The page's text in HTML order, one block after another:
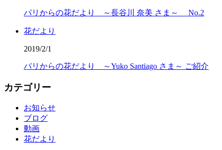
パリからの花だより ～長谷川 奈美 さま～ No.2
花だより
2019/2/1
パリからの花だより ～Yuko Santiago さま～ ご紹介
カテゴリー
お知らせ
ブログ
動画
花だより